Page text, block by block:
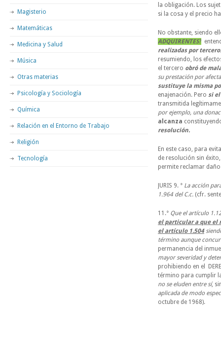
la obligación. Los
si la cosa y el precio
No obstante, siendo
ADQUIRENTES?
realizadas por
resumiendo, los
el tercero obró de
su prestación por
sustituye la misma
enajenación. Pero si el
transmitida
por ejemplo, una
alcanza
resolución.
En este caso, para
de resolución sin
permite reclamar
JURIS 9. ° La acción
1.964 del C.c. (cfr.
11.° Que el artículo
el particular a que el
el artículo 1.504
término aunque
permanencia del
mayor severidad y
prohibiendo en el
término para cumplir
no se eluden entre sí,
aplicada de modo
octubre de 1968).
Magisterio
Matemáticas
Medicina y Salud
Música
Otras materias
Psicología y Sociología
Química
Relación en el Entorno de Trabajo
Religión
Tecnología